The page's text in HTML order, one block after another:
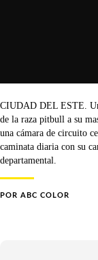
CIUDAD DEL ESTE.
de la raza pitbull a su
una cámara de circuito
caminata diaria con su
departamental.
POR ABC COLOR